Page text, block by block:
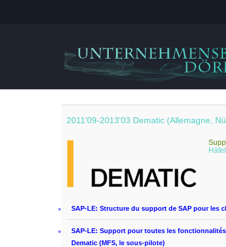
2011'09-2013'03 Dematic (Allemagne,
SAP-LE: Structure du support de SAP pour les
SAP-LE: Support pour toutes les fonctionnalités
Dematic (MFS, le sous-pilote)